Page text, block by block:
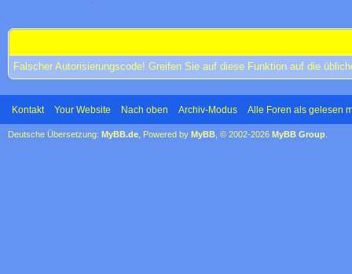
Falscher Autorisierungscode! Greifen Sie auf diese Funktion auf die
Kontakt Your Website Nach oben Archiv-Modus Alle Foren als gelesen
Deutsche Übersetzung: MyBB.de , Powered by MyBB , © 2002-2026 MyBB Group